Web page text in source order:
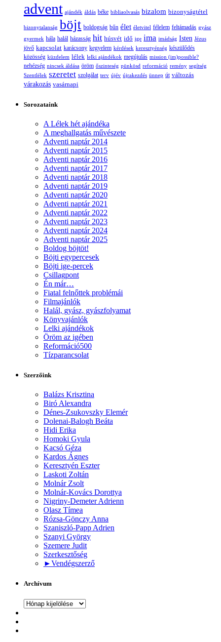
advent ajándék áldás béke bibliaolvasás bizalom bizonyságtétel
bizonytalanság böjt boldogság bűn élet életvitel félelem feltámadás gyász
gyermek hála halál házasság hit húsvét idő ige ima imádság Isten Jézus
jövő kapcsolat karácsony kegyelem kérdések keresztyénség készülődés
közösség küzdelem lélek lelki ajándékok megújulás mission (im)possible?
nehézség nincsek áldása öröm őszinteség pünkösd reformáció remény segítség
Szentlélek szeretet szolgálat terv újév újrakezdés ünnep út változás
várakozás vasárnapi
Sorozataink
A Lélek hét ajándéka
A meghallgatás művészete
Adventi naptár 2014
Adventi naptár 2015
Adventi naptár 2016
Adventi naptár 2017
Adventi naptár 2018
Adventi naptár 2019
Adventi naptár 2020
Adventi naptár 2021
Adventi naptár 2022
Adventi naptár 2023
Adventi naptár 2024
Adventi naptár 2025
Boldog böjtöt!
Böjti egypercesek
Böjti ige-percek
Csillagpont
Én már…
Fiatal felnőttek problémái
Filmajánlók
Halál, gyász, gyászfolyamat
Könyvajánlók
Lelki ajándékok
Öröm az igében
Reformáció500
Tízparancsolat
Szerzőink
Balázs Krisztina
Biró Alexandra
Dénes-Zsukovszky Elemér
Dolenai-Balogh Beáta
Hidi Erika
Homoki Gyula
Kacsó Géza
Kardos Ágnes
Keresztyén Eszter
Laskoti Zoltán
Molnár Zsolt
Molnár-Kovács Dorottya
Nigriny-Demeter Adrienn
Olasz Tímea
Rózsa-Gönczy Anna
Szaniszló-Papp Adrien
Szanyi György
Szemere Judit
Szerkesztőség
►Vendégszerző
Archívum
Archívum